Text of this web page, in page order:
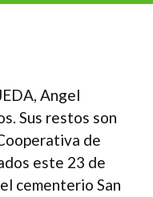
Angel
Sus restos son
de
este 23 de
cementerio San